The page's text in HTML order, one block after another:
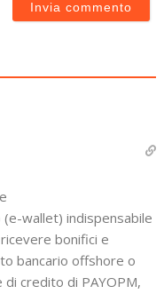
wallet) indispensabile
bonifici e
bancario offshore o
credito di PAYOPM,